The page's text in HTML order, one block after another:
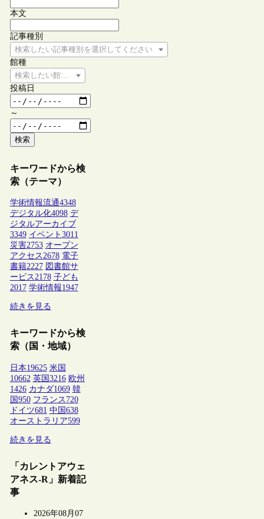
本文
記事種別
検索したい記事種別を選択してください
館種
検索したい館種を選択してください
投稿日
～
検索
キーワードから検
索（テーマ）
学術情報流通4348
デジタル化4098 デ
ジタルアーカイブ
3349 イベント 3011
災害2753 オープン
アクセス2678 電子
書籍2227 図書館サ
ービス2178 子ども
2017 学術情報1947
続きを見る
キーワードから検
索（国・地域）
日本19625 米国
10662 英国3216 欧州
1426 カナダ1069 韓
国950 フランス 720
ドイツ681 中国638
オーストラリア599
続きを見る
「カレントアウェ
アネス-R」新着記
事
2026年08月07